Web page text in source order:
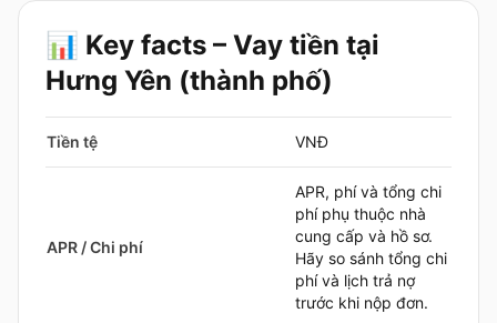
📊 Key facts – Vay tiền tại
Hưng Yên (thành phố)
Tiền tệ VNĐ
APR / Chi phí
APR, phí và tổng chi
phí phụ thuộc nhà
cung cấp và hồ sơ.
Hãy so sánh tổng chi
phí và lịch trả nợ
trước khi nộp đơn.